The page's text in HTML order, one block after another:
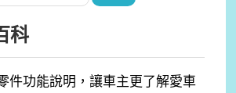
科
件功能說明，讓車主更了解愛車